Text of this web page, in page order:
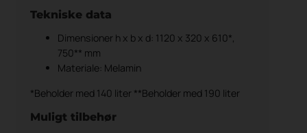
Tekniske data
Dimensioner h x b x d: 1120 x 320 x 610*,
750** mm
Materiale: Melamin
*Beholder med 140 liter **Beholder med 190 liter
Muligt tilbehør